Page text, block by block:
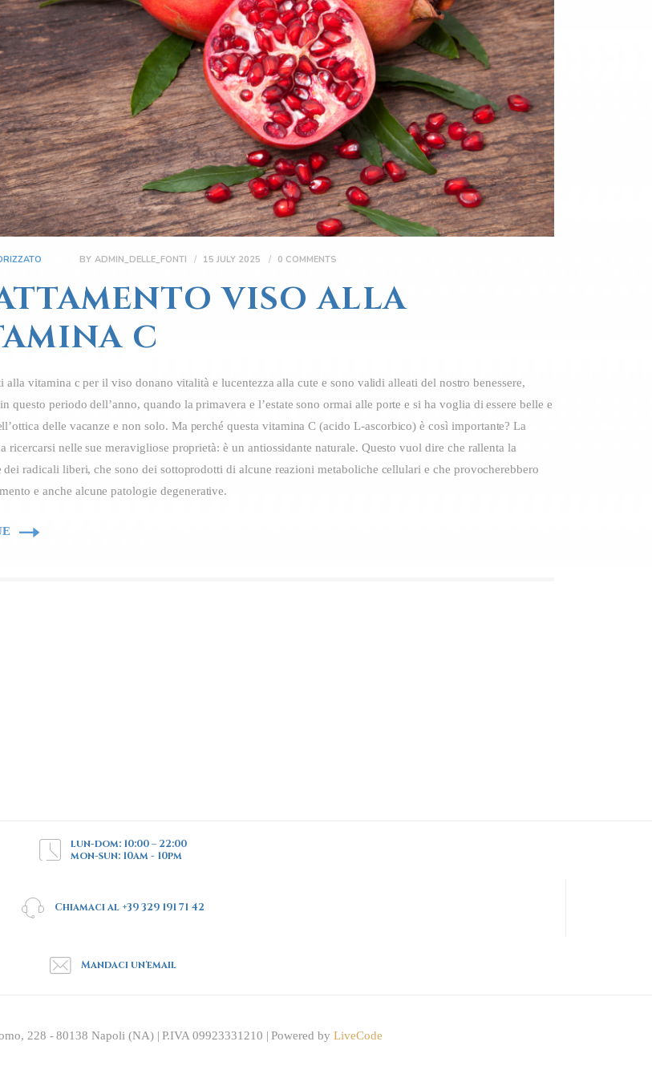
BY ADMIN_DELLE_FONTI 15 JULY 2025 0 COMMENTS
VISO ALLA
C
alla vitamina c per il viso donano vitalità e lucentezza alla cute e sono validi alleati del nostro benessere,
questo periodo dell’anno, quando la primavera e l’estate sono ormai alle porte e si ha voglia di essere belle e
delle vacanze e non solo. Ma perché questa vitamina C (acido L-ascorbico) è così importante? La
ricercarsi nelle sue meravigliose proprietà: è un antiossidante naturale. Questo vuol dire che rallenta la
dei radicali liberi, che sono dei sottoprodotti di alcune reazioni metaboliche cellulari e che provocherebbero
e anche alcune patologie degenerative.
lun-dom: 10:00 – 22:00
mon-sun: 10am - 10pm
Chiamaci al +39 329 191 71 42
Mandaci un'email
228 - 80138 Napoli (NA) | P.IVA 09923331210 | Powered by LiveCode